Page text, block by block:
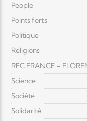
People
Points forts
Politique
Religions
RFC FRANCE –
Science
Société
Solidarité